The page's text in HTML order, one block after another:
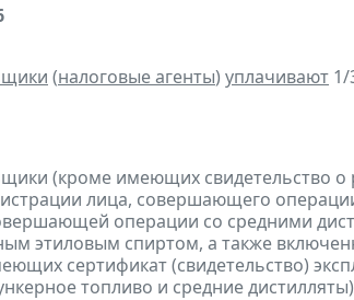
(налоговые агенты) уплачивают 1/
(кроме имеющих свидетельство
лица, совершающего
операции со средними
этиловым спиртом, а также
сертификат (свидетельство)
топливо и средние